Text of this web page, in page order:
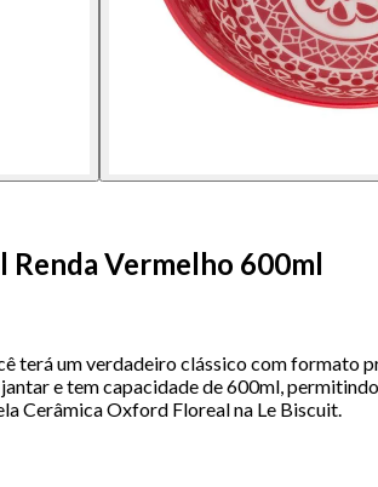
Vermelho 600ml
terá um verdadeiro clássico com
e tem capacidade de 600ml,
Cerâmica Oxford Floreal na Le Biscuit.